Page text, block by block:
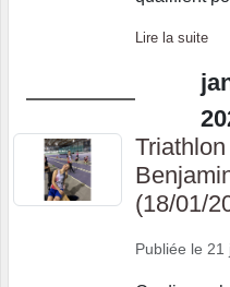
Lire la suite
(18/01/
Publiée le 21